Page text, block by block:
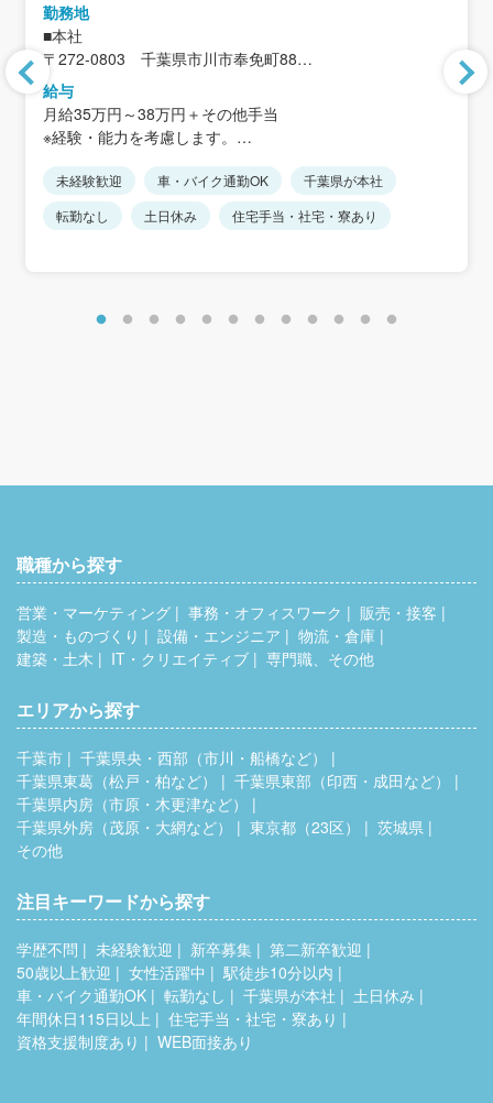
勤務地
■本社
〒272-0803 千葉県市川市奉免町88
＜アクセス＞
JR武蔵野線「市川大野駅」から徒歩20分
※駅から距離があるため、車通勤が便利です
※転勤なし
※車通勤可、駐車場完備
給与
月給35万円～38万円＋その他手当
※経験・能力を考慮します。
※その他手当：禁煙手当5,000円、家族手当、携帯電話手当
15,000円など
年収550万円／40歳
未経験歓迎 車・バイク通勤OK
千葉県が本社
転勤なし
土日休み 住宅手当・社宅・寮あり
職種から探す
営業・マーケティング 事務・オフィスワーク
販売・接客
製造・ものづくり
設備・エンジニア
物流・倉庫
建築・土木
IT・クリエイティブ 専門職、その他
エリアから探す
千葉市
千葉県央・西部（市川・船橋など）
千葉県東葛（松戸・柏など）
千葉県東部（印西・成田など）
千葉県内房（市原・木更津など）
千葉県外房（茂原・大網など）
東京都（23区）
茨城県
その他
注目キーワードから探す
学歴不問 未経験歓迎 新卒募集
第二新卒歓迎
50歳以上歓迎
女性活躍中
駅徒歩10分以内
車・バイク通勤OK
転勤なし 千葉県が本社
土日休み
年間休日115日以上
住宅手当・社宅・寮あり
資格支援制度あり
WEB面接あり